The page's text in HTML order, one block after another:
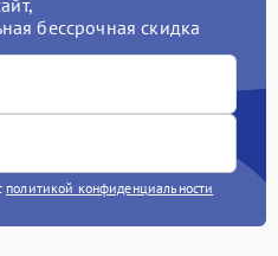
бессрочная скидка
политикой конфиденциальности